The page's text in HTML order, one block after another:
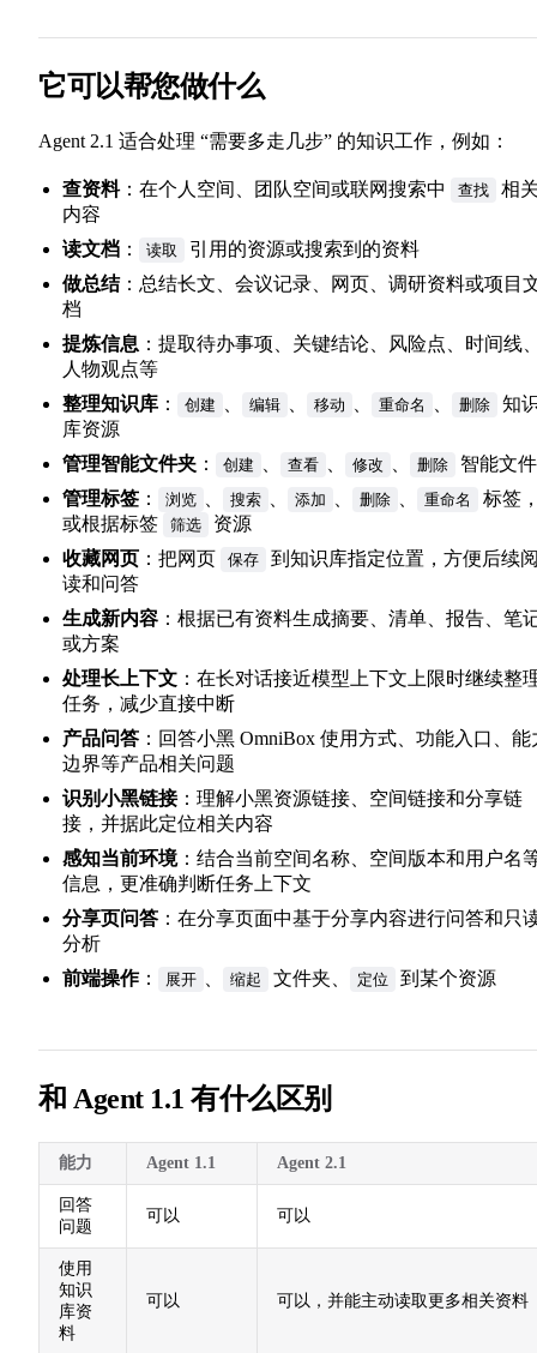
它可以帮您做什么
Agent 2.1 适合处理 “需要多走几步” 的知识工作，例如：
查资料：在个人空间、团队空间或联网搜索中 查找
相
内容
读文档 ： 读取
引用的资源或搜索到的资料
做总结：总结长文、会议记录、网页、调研资料或项目
档
提炼信息 ：提取待办事项、关键结论、风险点、时间线
人物观点等
整理知识库 ： 创建 编辑 移动 重命名 删除
知
库资源
管理智能文件夹 ： 创建 查看 修改 删除
智能文
管理标签 ： 浏览 搜索 添加 删除 重命名
标签
或根据标签
筛选
资源
收藏网页 ：把网页 保存
到知识库指定位置，方便后续
读和问答
生成新内容 ：根据已有资料生成摘要、清单、报告、笔
或方案
处理长上下文 ：在长对话接近模型上下文上限时继续整
任务，减少直接中断
产品问答 ：回答小黑 OmniBox 使用方式、功能入口、能
边界等产品相关问题
识别小黑链接：理解小黑资源链接、空间链接和分享链
接，并据此定位相关内容
感知当前环境：结合当前空间名称、空间版本和用户名
信息，更准确判断任务上下文
分享页问答 ：在分享页面中基于分享内容进行问答和只
分析
前端操作： 展开 缩起 文件夹、 定位 到某个资源
和 Agent 1.1 有什么区别
能力 Agent 1.1 Agent 2.1
回答
问题
可以 可以
使用
知识
库资
料
可以 可以，并能主动读取更多相关资料